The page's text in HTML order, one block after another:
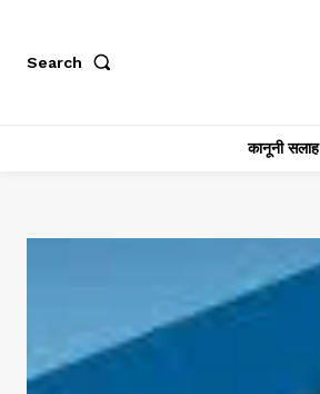
Search
कानूनी सलाह